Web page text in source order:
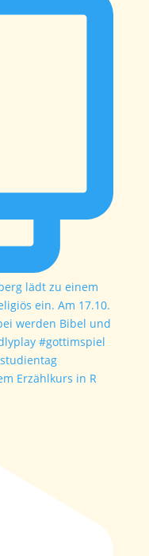
Erzählkurs in R